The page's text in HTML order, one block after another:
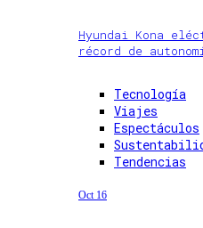
Hyundai Kona
récord de
Tecnología
Viajes
Espectáculos
Tendencias
Oct 16